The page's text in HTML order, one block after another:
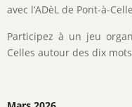
avec l’ADèL de Pont-à-
Participez à un jeu
Celles autour des dix